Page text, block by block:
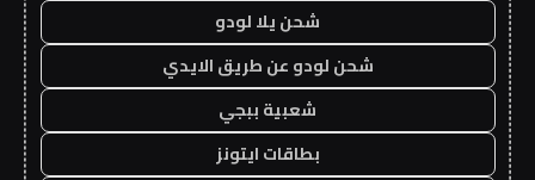
شحن يلا لودو
شحن لودو عن طريق الايدي
شعبية ببجي
بطاقات ايتونز